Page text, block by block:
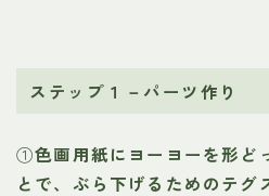
ステップ１－パーツ作り
①色画用紙にヨーヨーを形ど
とで、ぶら下げるためのテグ